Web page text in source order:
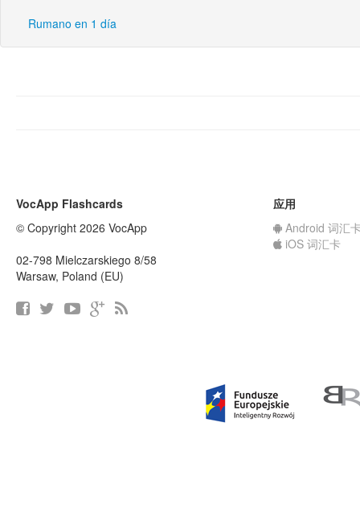
Rumano en 1 día
VocApp Flashcards
© Copyright 2026 VocApp
02-798 Mielczarskiego 8/58
Warsaw, Poland (EU)
应用
Android 词汇
iOS 词汇卡